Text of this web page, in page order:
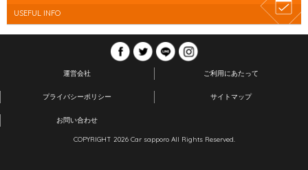
USEFUL INFO
運営会社 ご利用にあたって
プライバシーポリシー サイトマップ
お問い合わせ
COPYRIGHT 2026 Car sapporo All Rights Reserved.